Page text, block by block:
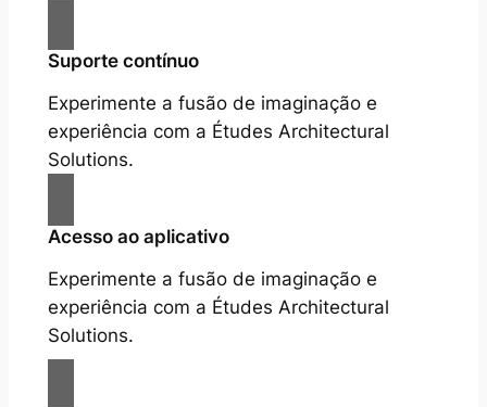
Suporte contínuo
Experimente a fusão de imaginação e
experiência com a Études Architectural
Solutions.
Acesso ao aplicativo
Experimente a fusão de imaginação e
experiência com a Études Architectural
Solutions.